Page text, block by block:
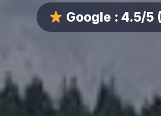
Google : 4.5/5